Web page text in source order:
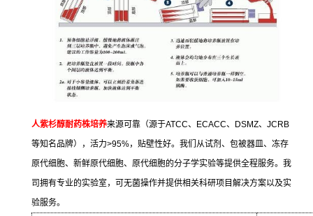
人紫杉醇耐药株培养来源可靠（源于ATCC、 ECACC、 DSMZ、 JCRB
等知名品牌），活力>95%，贴壁性好。我们从试剂、包被器皿、冻存
原代细胞、新鲜原代细胞、原代细胞的分子学实验等提供全程服务。我
司拥有专业的实验室，可无菌操作并提供相关科研项目解决方案以及实
验服务。